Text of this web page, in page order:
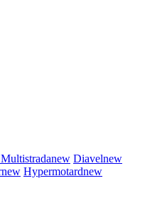
Multistradanew Diavelnew
new Hypermotardnew